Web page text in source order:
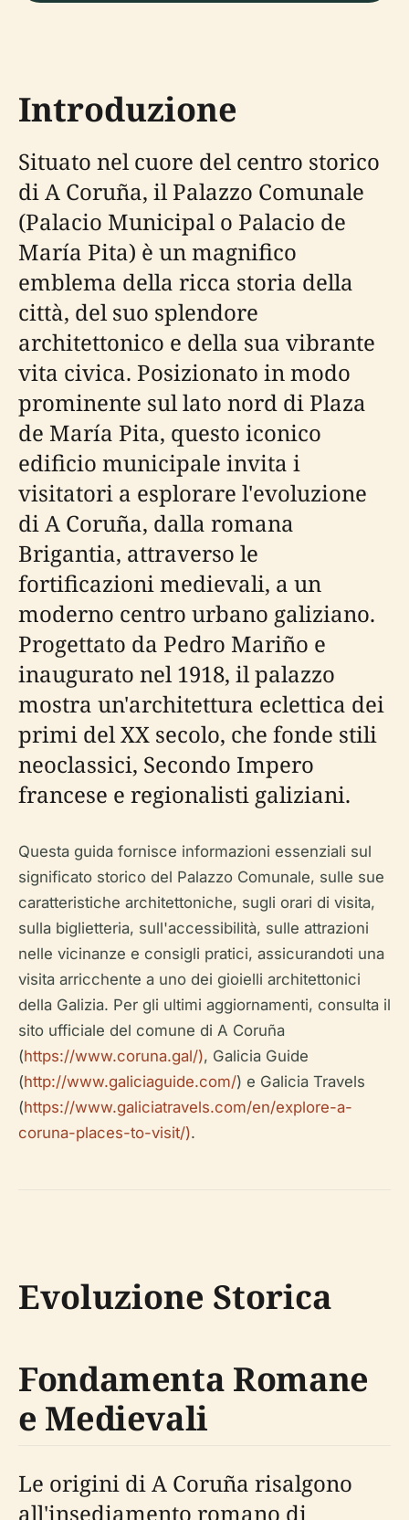
Introduzione
Situato nel cuore del centro storico
di A Coruña, il Palazzo Comunale
(Palacio Municipal o Palacio de
María Pita) è un magnifico
emblema della ricca storia della
città, del suo splendore
architettonico e della sua vibrante
vita civica. Posizionato in modo
prominente sul lato nord di Plaza
de María Pita, questo iconico
edificio municipale invita i
visitatori a esplorare l'evoluzione
di A Coruña, dalla romana
Brigantia, attraverso le
fortificazioni medievali, a un
moderno centro urbano galiziano.
Progettato da Pedro Mariño e
inaugurato nel 1918, il palazzo
mostra un'architettura eclettica dei
primi del XX secolo, che fonde stili
neoclassici, Secondo Impero
francese e regionalisti galiziani.
Questa guida fornisce informazioni essenziali sul
significato storico del Palazzo Comunale, sulle sue
caratteristiche architettoniche, sugli orari di visita,
sulla biglietteria, sull'accessibilità, sulle attrazioni
nelle vicinanze e consigli pratici, assicurandoti una
visita arricchente a uno dei gioielli architettonici
della Galizia. Per gli ultimi aggiornamenti, consulta il
sito ufficiale del comune di A Coruña
(https://www.coruna.gal/), Galicia Guide
(http://www.galiciaguide.com/) e Galicia Travels
(https://www.galiciatravels.com/en/explore-a-
coruna-places-to-visit/).
Evoluzione Storica
Fondamenta Romane
e Medievali
Le origini di A Coruña risalgono
all'insediamento romano di